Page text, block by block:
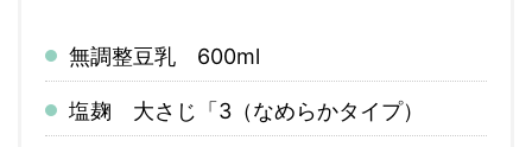
無調整豆乳 600ml
塩麹 大さじ「3（なめらかタイプ）